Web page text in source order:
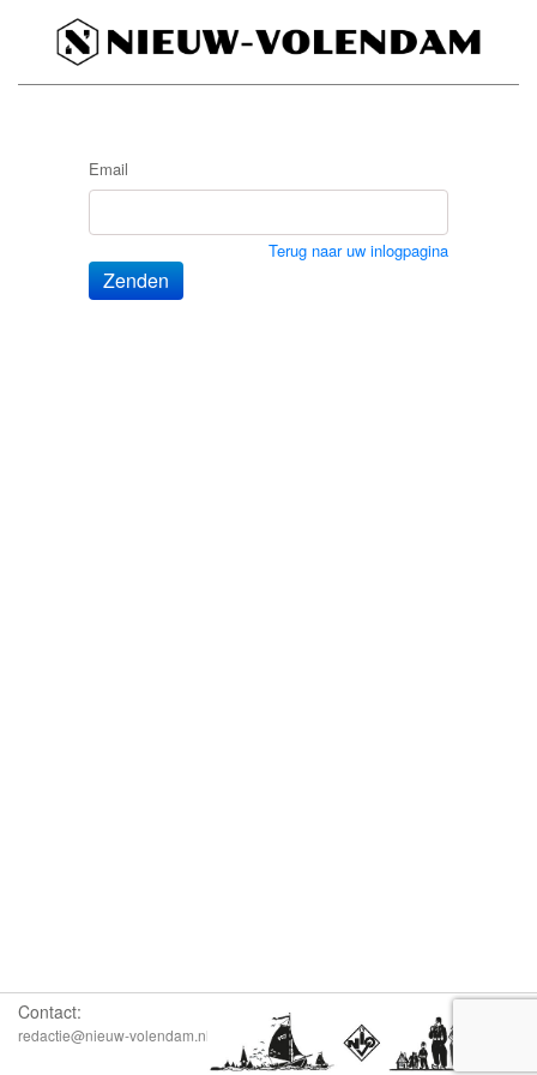
Email
Terug naar uw inlogpagina
Zenden
Contact:
redactie@nieuw-volendam.nl